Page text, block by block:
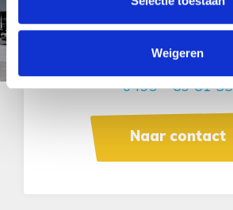
Weigeren
Vragen of advies
Neem contact met ons
0493 – 69 61 55
Naar contact